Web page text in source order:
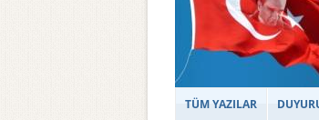
TÜM YAZILAR